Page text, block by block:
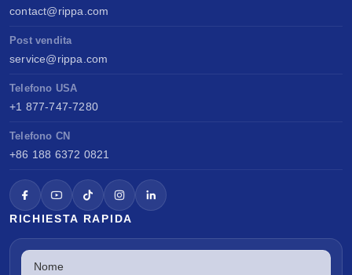
contact@rippa.com
Post vendita
service@rippa.com
Telefono USA
+1 877-747-7280
Telefono CN
+86 188 6372 0821
RICHIESTA RAPIDA